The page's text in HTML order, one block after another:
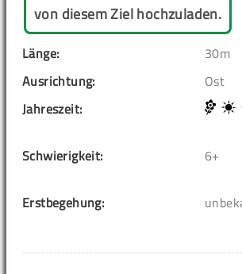
von diesem Ziel hochzuladen.
Länge:
30m
Ausrichtung:
Ost
Jahreszeit:
Schwierigkeit: 6+
Erstbegehung: